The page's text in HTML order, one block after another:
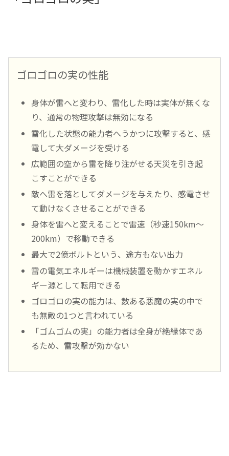
ゴロゴロの実の性能
身体が雷へと変わり、雷化した時は実体が無くな
り、通常の物理攻撃は無効になる
雷化した状態の能力者へうかつに攻撃すると、感
電して大ダメージを受ける
広範囲の空から雷を降り注がせる天災を引き起
こすことができる
敵へ雷を落としてダメージを与えたり、感電させ
て動けなくさせることができる
身体を雷へと変えることで雷速（秒速150km～
200km）で移動できる
最大で2億ボルトという、途方もない出力
雷の電気エネルギーは機械装置を動かすエネル
ギー源として転用できる
ゴロゴロの実の能力は、数ある悪魔の実の中で
も無敵の1つと言われている
「ゴムゴムの実」の能力者は全身が絶縁体であ
るため、雷攻撃が効かない